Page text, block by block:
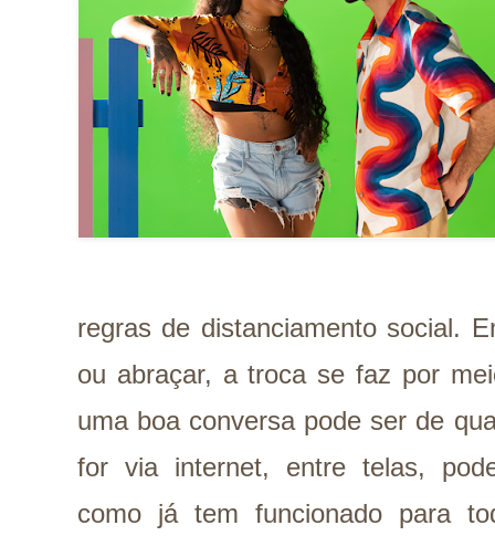
regras de distanciamento social.
ou abraçar, a troca se faz por
uma boa conversa pode ser de
for via internet, entre telas,
como já tem funcionado para